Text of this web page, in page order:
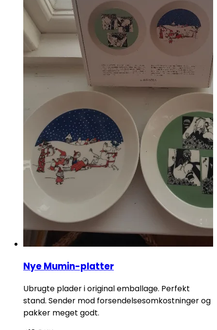
Nye Mumin-platter
Ubrugte plader i original emballage. Perfekt
stand. Sender mod forsendelsesomkostninger og
pakker meget godt.